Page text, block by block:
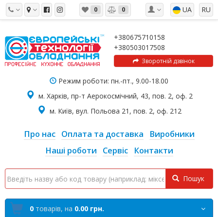
RU
UA
0 0
+380675710158
+380503017508
Зворотній дзвінок
Режим роботи: пн.-пт., 9.00-18.00
м. Харків, пр-т Аерокосмічний, 43, пов. 2, оф. 2
м. Київ, вул. Польова 21, пов. 2, оф. 212
Про нас Оплата та доставка
Виробники
Наші роботи
Сервіс Контакти
Пошук
0 товарів, на 0.00 грн.